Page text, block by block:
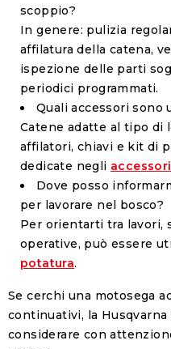
scoppio?
In genere: pulizia
affilatura della catena,
ispezione delle parti
periodici programmati.
Quali accessori sono
Catene adatte al tipo di
affilatori, chiavi e kit di
dedicate negli
Dove posso
per lavorare nel bosco?
Per orientarti tra lavori,
operative, può essere
potatura.
Se cerchi una motosega
continuativi, la Husqvarna
considerare con